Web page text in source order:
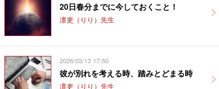
20日春分までに今しておくこと！
凛吏（りり）先生
2026/03/13 17:50
彼が別れを考える時、踏みとどまる時
凛吏（りり）先生